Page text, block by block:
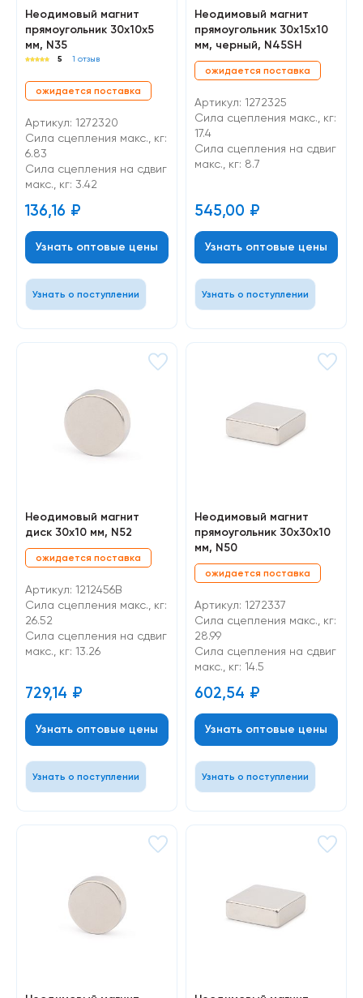
Неодимовый магнит
прямоугольник 30х10х5
мм, N35
5 1 отзыв
ожидается поставка
Артикул: 1272320
Сила сцепления макс., кг:
6.83
Cила сцепления на сдвиг
макс., кг: 3.42
136,16 ₽
Узнать оптовые цены
Узнать о поступлении
Неодимовый магнит
прямоугольник 30х15х10
мм, черный, N45SH
ожидается поставка
Артикул: 1272325
Сила сцепления макс., кг:
17.4
Cила сцепления на сдвиг
макс., кг: 8.7
545,00 ₽
Узнать оптовые цены
Узнать о поступлении
Неодимовый магнит
диск 30х10 мм, N52
ожидается поставка
Артикул: 1212456B
Сила сцепления макс., кг:
26.52
Cила сцепления на сдвиг
макс., кг: 13.26
729,14 ₽
Узнать оптовые цены
Узнать о поступлении
Неодимовый магнит
прямоугольник 30х30х10
мм, N50
ожидается поставка
Артикул: 1272337
Сила сцепления макс., кг:
28.99
Cила сцепления на сдвиг
макс., кг: 14.5
602,54 ₽
Узнать оптовые цены
Узнать о поступлении